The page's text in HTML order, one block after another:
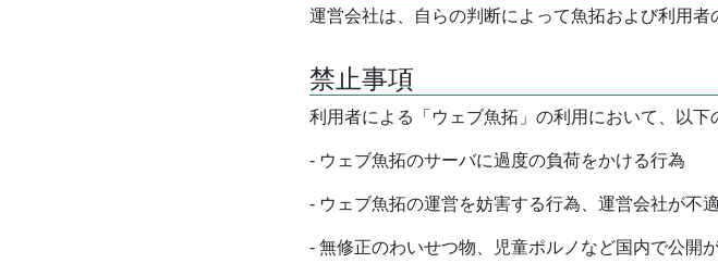
運営会社は、自らの判断によって魚拓および利用
禁止事項
利用者による「ウェブ魚拓」の利用において、以下
- ウェブ魚拓のサーバに過度の負荷をかける行為
- ウェブ魚拓の運営を妨害する行為、運営会社が不
- 無修正のわいせつ物、児童ポルノなど国内で公開